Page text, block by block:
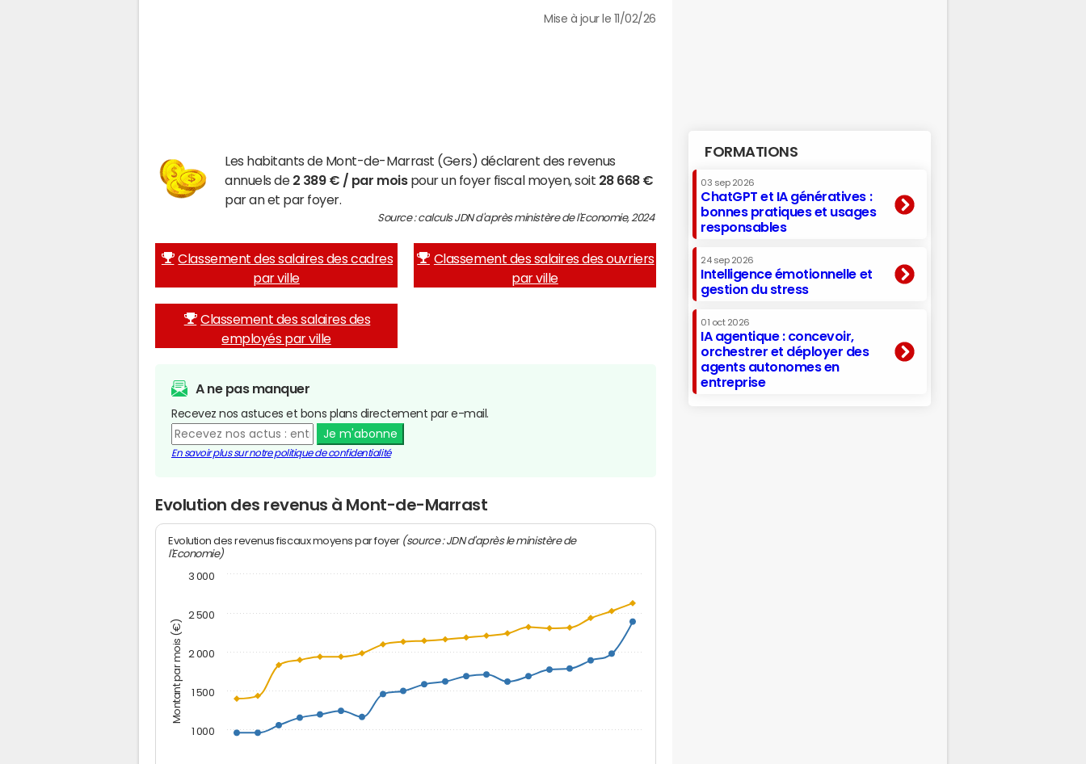
Mise à jour le 11/02/26
Les habitants de Mont-de-Marrast (Gers) déclarent des revenus
annuels de 2 389 € / par moispour un foyer fiscal moyen, soit 28 668 €
par an et par foyer.
Source : calculs JDN d'après ministère de l'Economie, 2024
Classement des salaires des cadres
par ville
Classement des salaires des ouvriers
par ville
Classement des salaires des
employés par ville
A ne pas manquer
Recevez nos astuces et bons plans directement par e-mail.
Je m'abonne
En savoir plus sur notre politique de confidentialité
Evolution des revenus à Mont-de-Marrast
Montant par mois (€)
Evolution des revenus fiscaux moyens par foyer (source : JDN d'après le ministère de
l'Economie)
1 000
1 500
2 000
2 500
3 000
FORMATIONS
03 sep 2026
ChatGPT et IA génératives :
bonnes pratiques et usages
responsables
24 sep 2026
Intelligence émotionnelle et
gestion du stress
01 oct 2026
IA agentique : concevoir,
orchestrer et déployer des
agents autonomes en
entreprise